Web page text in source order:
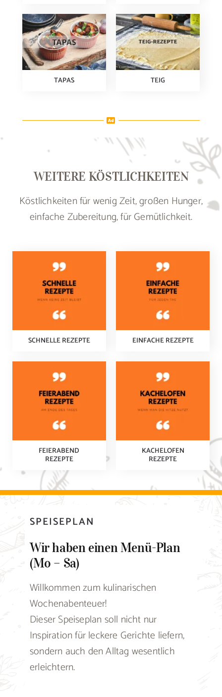
TAPAS TEIG
WEITERE KÖSTLICHKEITEN
Köstlichkeiten für wenig Zeit, großen Hunger,
einfache Zubereitung, für Gemütlichkeit.
SCHNELLE REZEPTE EINFACHE REZEPTE
FEIERABEND
REZEPTE
KACHELOFEN
REZEPTE
SPEISEPLAN
Wir haben einen Menü-Plan
(Mo – Sa)
Willkommen zum kulinarischen
Wochenabenteuer!
Dieser Speiseplan soll nicht nur
Inspiration für leckere Gerichte liefern,
sondern auch den Alltag wesentlich
erleichtern.